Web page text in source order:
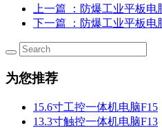
上一篇
：防爆工业平板
下一篇
：防爆工业平板
为您推荐
15.6寸工控一体机电脑F15
13.3寸触控一体机电脑F13